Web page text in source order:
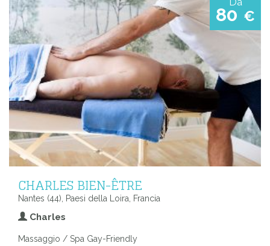
80 €
CHARLES BIEN-ÊTRE
Nantes (44), Paesi della Loira, Francia
Charles
Massaggio / Spa Gay-Friendly